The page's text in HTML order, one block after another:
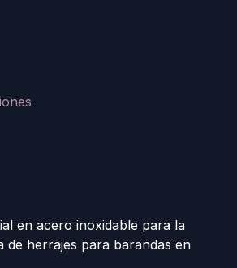
en acero inoxidable para la
de herrajes para barandas en